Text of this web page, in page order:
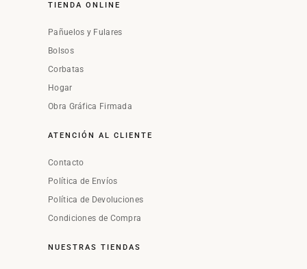
TIENDA ONLINE
Pañuelos y Fulares
Bolsos
Corbatas
Hogar
Obra Gráfica Firmada
ATENCIÓN AL CLIENTE
Contacto
Política de Envíos
Política de Devoluciones
Condiciones de Compra
NUESTRAS TIENDAS